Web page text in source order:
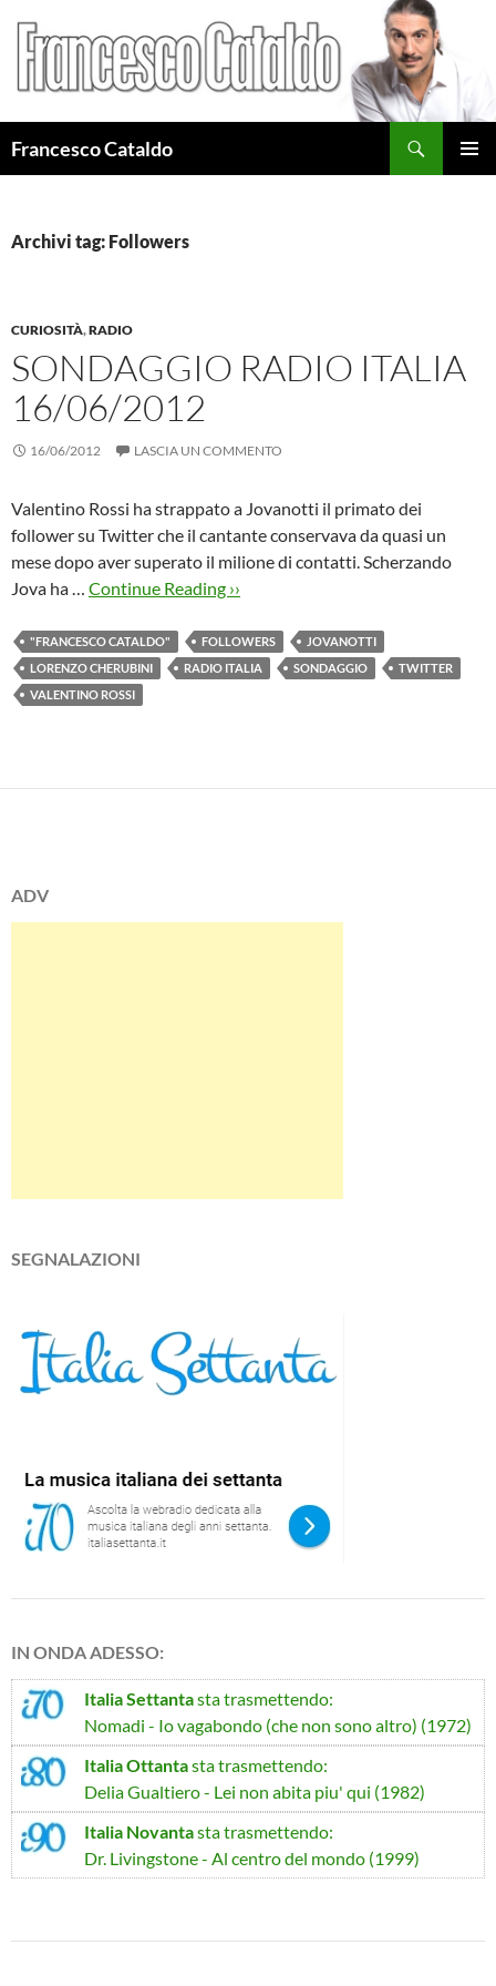
Francesco Cataldo
Archivi tag: Followers
CURIOSITÀ,RADIO
SONDAGGIO RADIO ITALIA
16/06/2012
16/06/2012 LASCIA UN COMMENTO
Valentino Rossi ha strappato a Jovanotti il primato dei
follower su Twitter che il cantante conservava da quasi un
mese dopo aver superato il milione di contatti. Scherzando
Jova ha … Continue Reading ››
"FRANCESCO CATALDO" FOLLOWERS
JOVANOTTI
LORENZO CHERUBINI
RADIO ITALIA SONDAGGIO
TWITTER
VALENTINO ROSSI
ADV
SEGNALAZIONI
IN ONDA ADESSO:
Italia Settantasta trasmettendo:
Nomadi - Io vagabondo (che non sono altro) (1972)
Italia Ottantasta trasmettendo:
Delia Gualtiero - Lei non abita piu' qui (1982)
Italia Novantasta trasmettendo:
Dr. Livingstone - Al centro del mondo (1999)